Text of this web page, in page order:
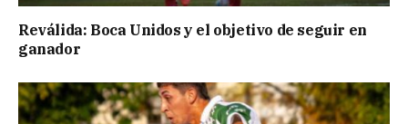
Reválida: Boca Unidos y el objetivo de seguir en
ganador